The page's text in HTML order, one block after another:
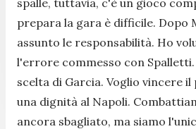
prepara la gara è difficile. Dopo
assunto le responsabilità. Ho
l'errore commesso con
scelta di Garcia. Voglio vincere il
una dignità al Napoli.
ancora sbagliato, ma siamo